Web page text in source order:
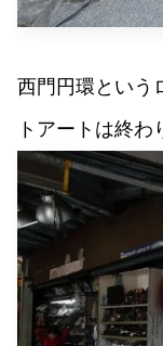
西門円環という
トアートは終わ